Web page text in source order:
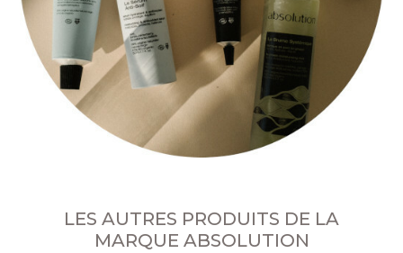
LES AUTRES PRODUITS DE LA
MARQUE ABSOLUTION